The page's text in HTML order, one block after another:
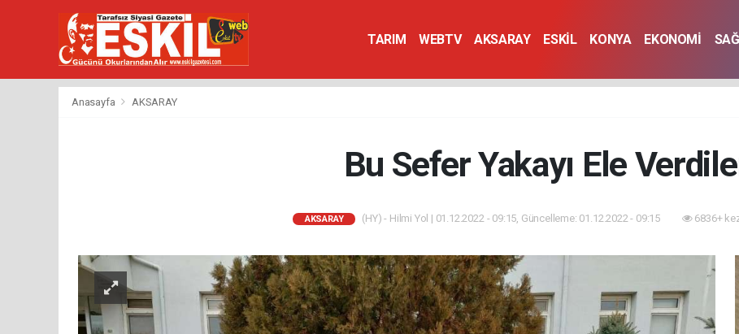
TARIM WEBTV AKSARAY ESKİL KONYA EKONOMİ
Anasayfa AKSARAY
Bu Sefer Yakayı Ele
AKSARAY (HY) - Hilmi Yol | 01.12.2022 - 09:15, Güncelleme: 01.12.2022 - 09:15 6836+